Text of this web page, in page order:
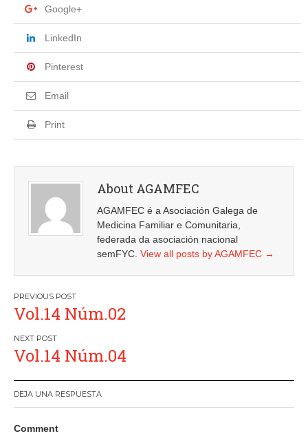
Google+
LinkedIn
Pinterest
Email
Print
About AGAMFEC
AGAMFEC é a Asociación Galega de
Medicina Familiar e Comunitaria,
federada da asociación nacional
semFYC. View all posts by AGAMFEC →
Navegación
de
entradas
Vol.14 Núm.02
Vol.14 Núm.04
DEJA UNA RESPUESTA
Comment